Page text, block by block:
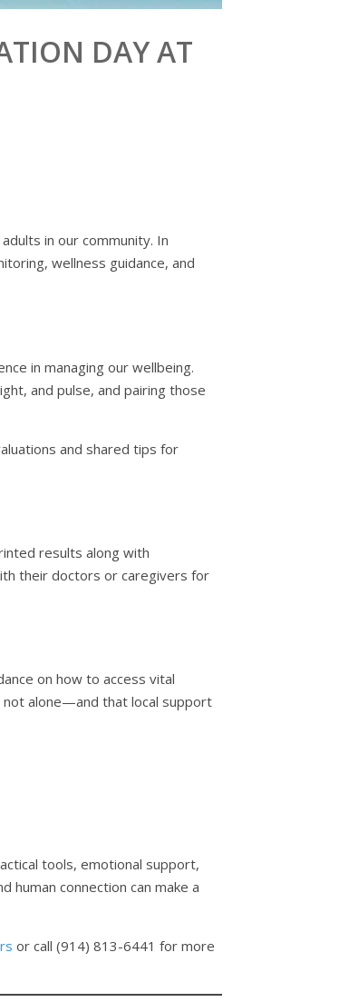
DAY AT
in our community. In
wellness guidance, and
in managing our wellbeing.
and pulse, and pairing those
and shared tips for
results along with
their doctors or caregivers for
on how to access vital
not alone—and that local support
tools, emotional support,
human connection can make a
or call (914) 813-6441 for more